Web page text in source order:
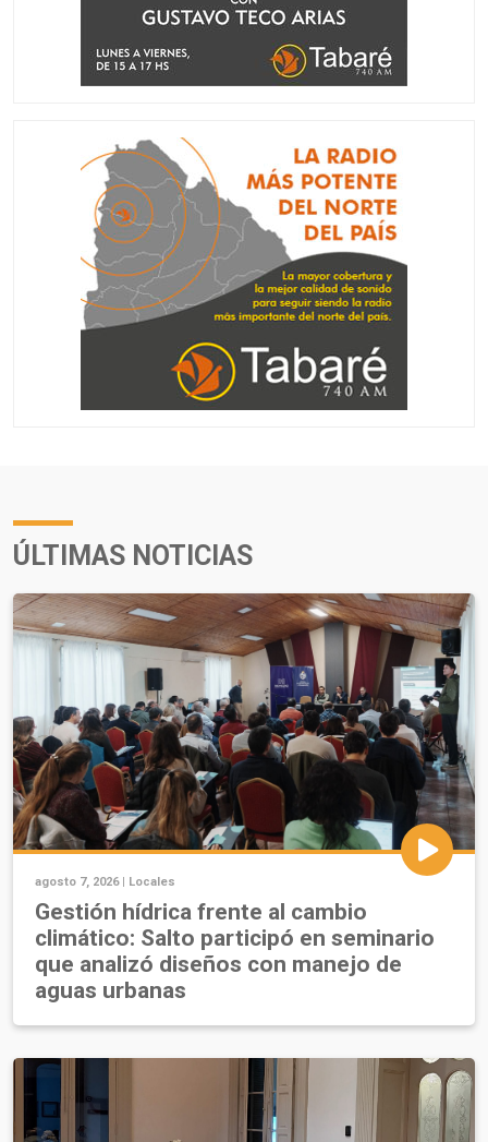
ÚLTIMAS NOTICIAS
agosto 7, 2026 | Locales
Gestión hídrica frente al cambio
climático: Salto participó en seminario
que analizó diseños con manejo de
aguas urbanas